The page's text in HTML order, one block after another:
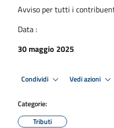
Avviso per tutti i
Data :
30 maggio 2025
Condividi Vedi azioni
Categorie:
Tributi